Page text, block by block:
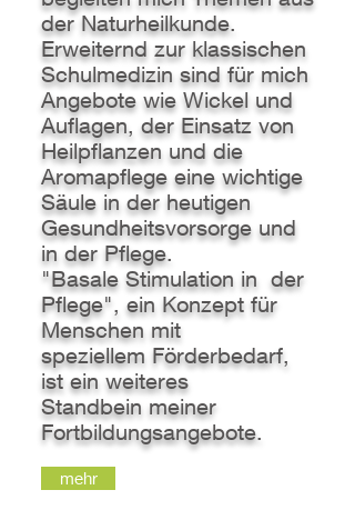
der Naturheilkunde.
Erweiternd zur klassischen
Schulmedizin sind für mich
Angebote wie Wickel und
Auflagen, der Einsatz von
Heilpflanzen und die
Aromapflege eine wichtige
Säule in der heutigen
Gesundheitsvorsorge und
in der Pflege.
"Basale Stimulation in der
Pflege", ein Konzept für
Menschen mit
speziellem Förderbedarf,
ist ein weiteres
Standbein meiner
Fortbildungsangebote.
mehr